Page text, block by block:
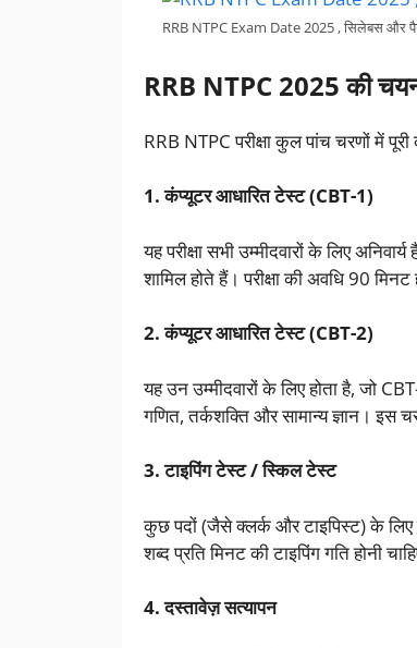
RRB NTPC Exam Date 2025 , सिलेबस और
RRB NTPC 2025 की
RRB NTPC परीक्षा कुल पांच चरणों में पूरी
1. कंप्यूटर आधारित टेस्ट (CBT-1)
यह परीक्षा सभी उम्मीदवारों के लिए
शामिल होते हैं। परीक्षा की अवधि 90
2. कंप्यूटर आधारित टेस्ट (CBT-2)
यह उन उम्मीदवारों के लिए होता है, जो
गणित, तर्कशक्ति और सामान्य ज्ञान।
3. टाइपिंग टेस्ट / स्किल टेस्ट
कुछ पदों (जैसे क्लर्क और टाइपिस्ट) के लिए
शब्द प्रति मिनट की टाइपिंग गति होनी
4. दस्तावेज़ सत्यापन